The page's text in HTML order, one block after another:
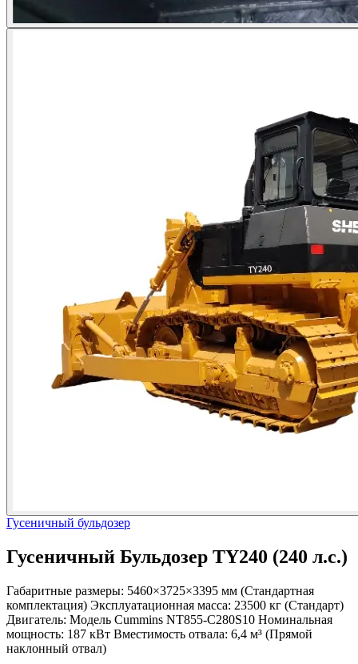
Гусеничный бульдозер
Гусеничный Бульдозер TY240 (240 л.с.)
Габаритные размеры: 5460×3725×3395 мм (Стандартная
комплектация) Эксплуатационная масса: 23500 кг (Стандарт)
Двигатель: Модель Cummins NT855-C280S10 Номинальная
мощность: 187 кВт Вместимость отвала: 6,4 м³ (Прямой
наклонный отвал)